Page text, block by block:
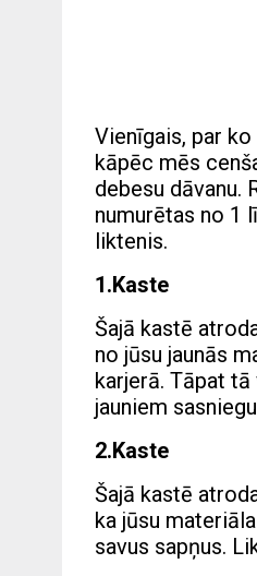
Vienīgais, par
kāpēc mēs
debesu dāvanu.
numurētas no 1
liktenis.
1.Kaste
Šajā kastē
no jūsu jaunās
karjerā. Tāpat
jauniem
2.Kaste
Šajā kastē
ka jūsu
savus sapņus.